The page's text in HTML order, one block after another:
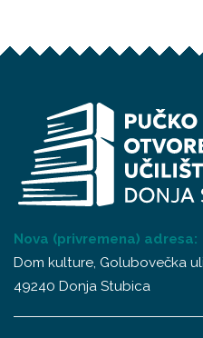
Nova (privremena) adresa:
Dom kulture, Golubovečka
49240 Donja Stubica